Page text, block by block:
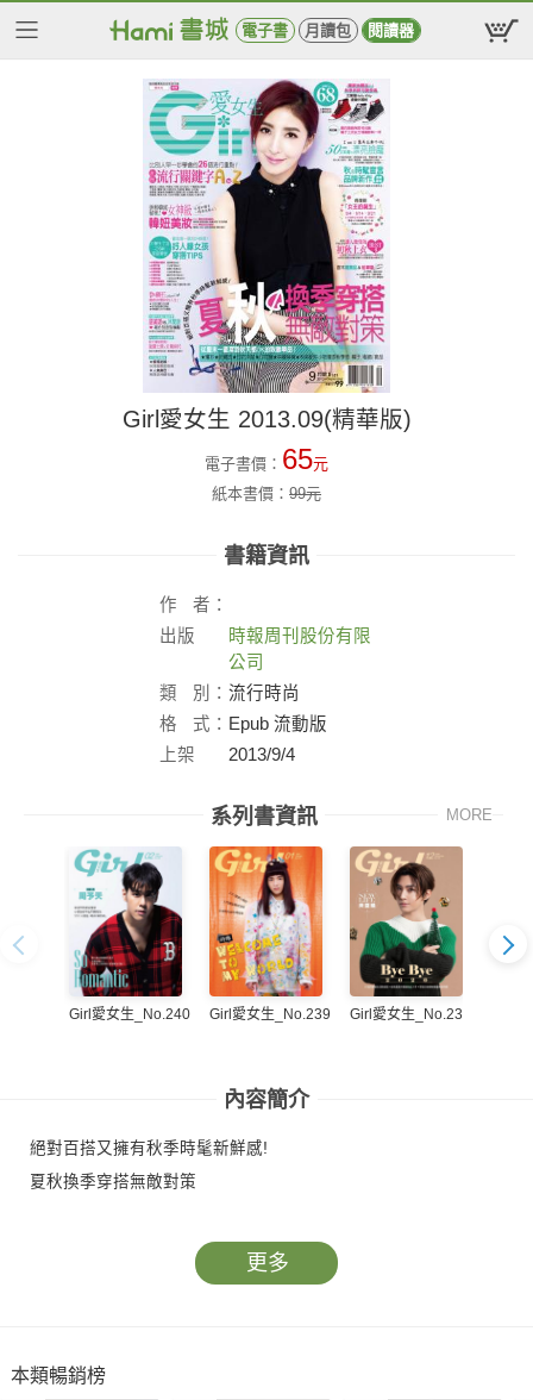
電子書 月讀包 閱讀器
Girl愛女生 2013.09(精華版)
電子書價： 65元
紙本書價： 99元
書籍資訊
作
者：
出版
時報周刊股份有限
公司
類
別： 流行時尚
格
式： Epub 流動版
上架
2013/9/4
系列書資訊 MORE
Girl愛女生_No.240 Girl愛女生_No.239 Girl愛女生_No.238
內容簡介
絕對百搭又擁有秋季時髦新鮮感!
夏秋換季穿搭無敵對策
更多
本類暢銷榜